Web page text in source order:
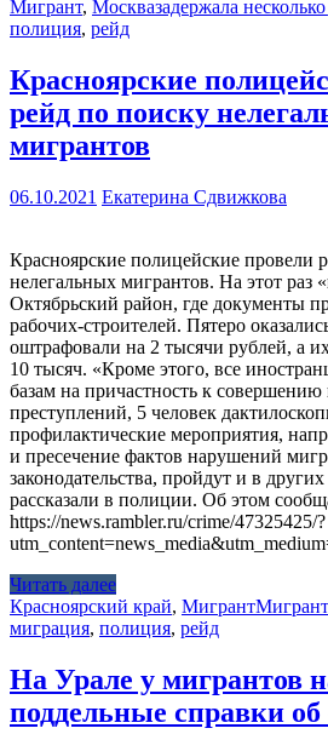
Мигрант, Москвазадержала
полиция, рейд
Красноярские
рейд по поиску
мигрантов
06.10.2021 Екатерина Сдвижкова
Красноярские полицейские провели
нелегальных мигрантов. На этот раз
Октябрьский район, где документы
рабочих-строителей. Пятеро
оштрафовали на 2 тысячи рублей, а
10 тысяч. «Кроме этого, все
базам на причастность к
преступлений, 5 человек
профилактические мероприятия,
и пресечение фактов нарушений
законодательства, пройдут и в
рассказали в полиции. Об этом
https://news.rambler.ru/crime/47325425/?
Читать далее
Красноярский край, Мигрант
миграция, полиция, рейд
На Урале у мигрантов
поддельные справки об